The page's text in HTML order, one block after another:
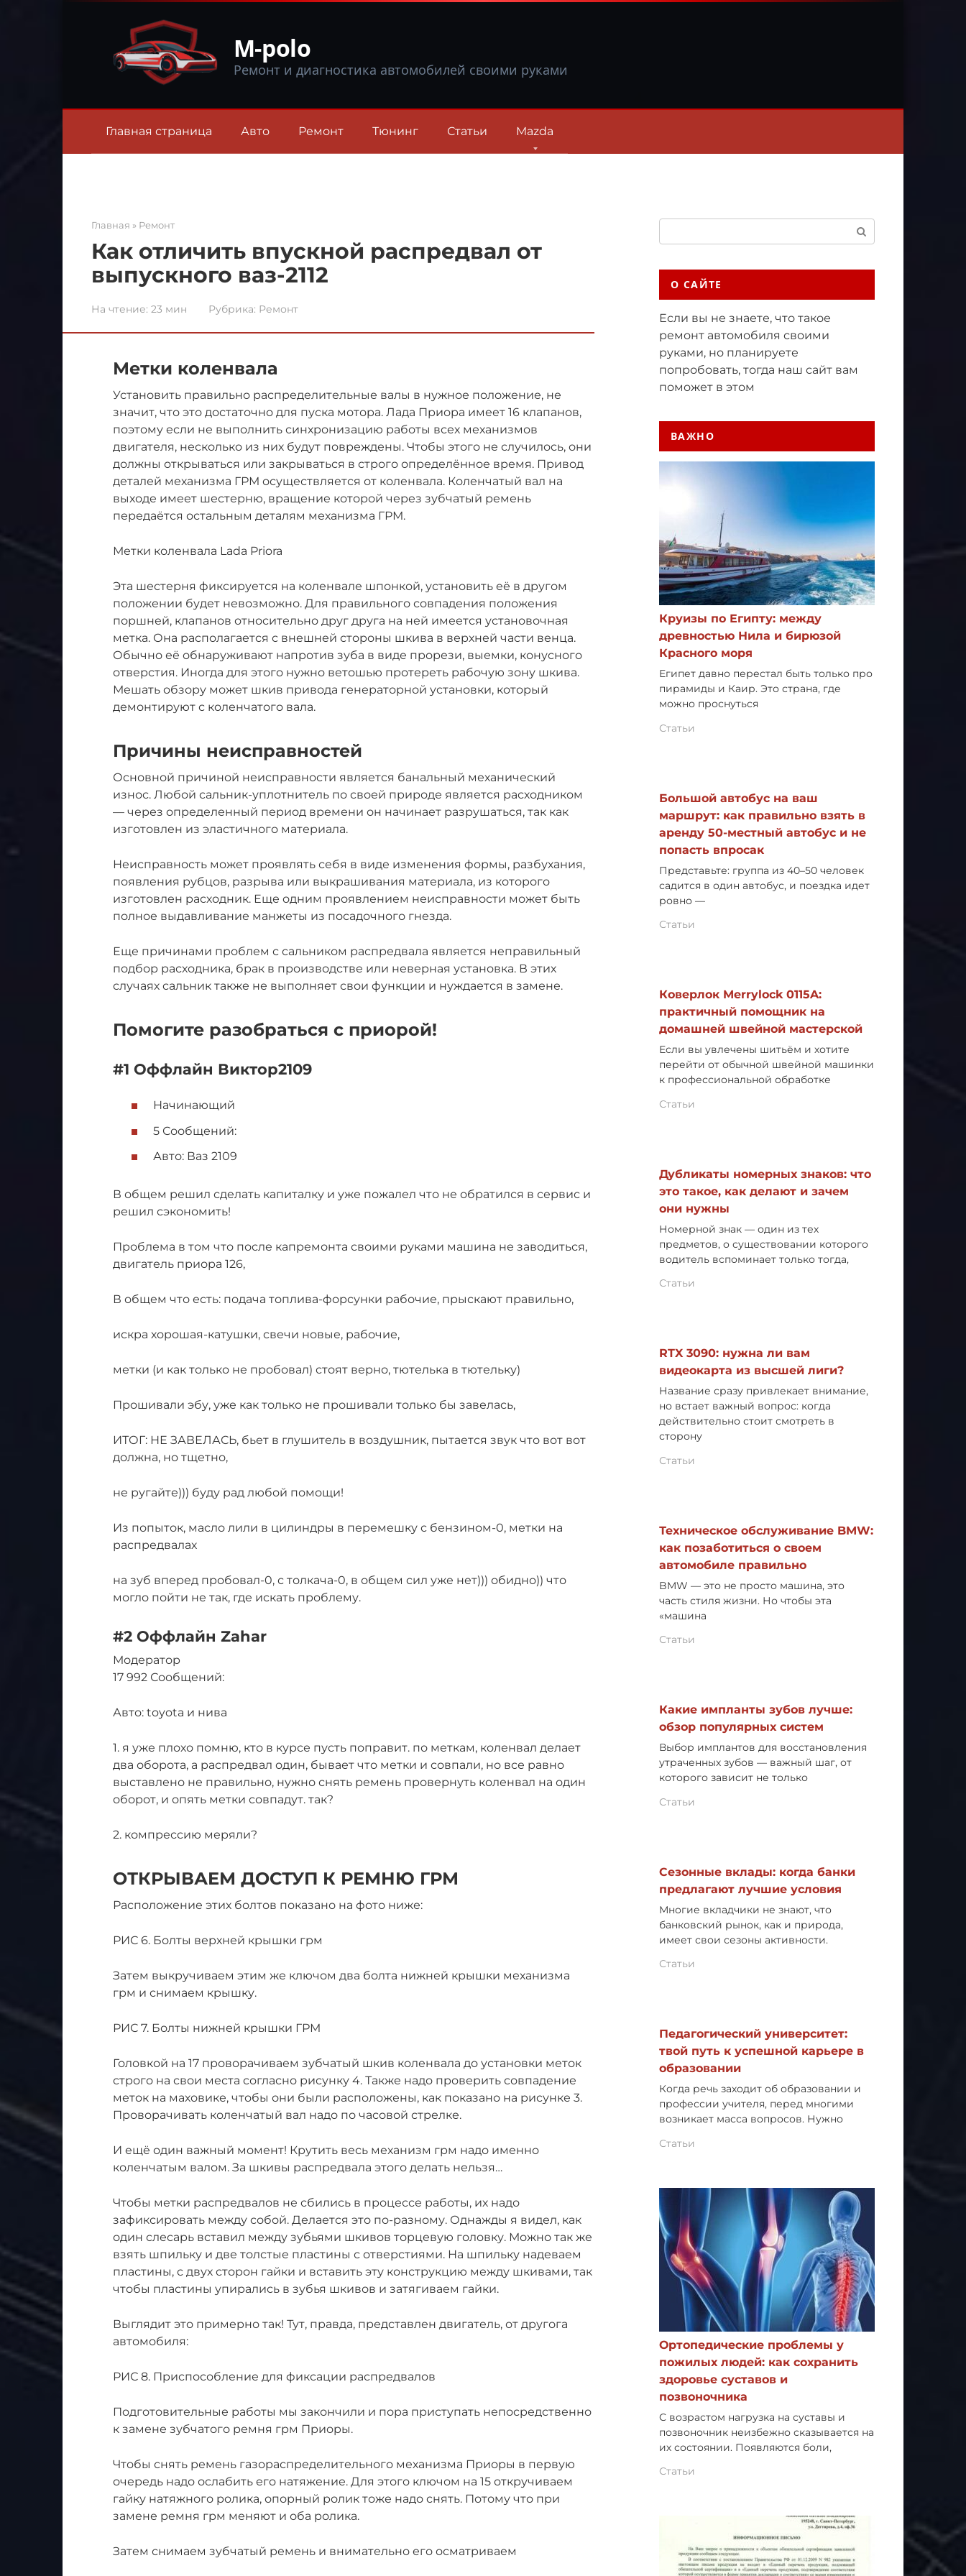
M-polo
Ремонт и диагностика автомобилей своими руками
Главная страница Авто Ремонт Тюнинг Статьи Mazda
Главная » Ремонт
Как отличить впускной распредвал от
выпускного ваз-2112
На чтение: 23 мин Рубрика: Ремонт
Метки коленвала
Установить правильно распределительные валы в нужное положение, не
значит, что это достаточно для пуска мотора. Лада Приора имеет 16 клапанов,
поэтому если не выполнить синхронизацию работы всех механизмов
двигателя, несколько из них будут повреждены. Чтобы этого не случилось, они
должны открываться или закрываться в строго определённое время. Привод
деталей механизма ГРМ осуществляется от коленвала. Коленчатый вал на
выходе имеет шестерню, вращение которой через зубчатый ремень
передаётся остальным деталям механизма ГРМ.
Метки коленвала Lada Priora
Эта шестерня фиксируется на коленвале шпонкой, установить её в другом
положении будет невозможно. Для правильного совпадения положения
поршней, клапанов относительно друг друга на ней имеется установочная
метка. Она располагается с внешней стороны шкива в верхней части венца.
Обычно её обнаруживают напротив зуба в виде прорези, выемки, конусного
отверстия. Иногда для этого нужно ветошью протереть рабочую зону шкива.
Мешать обзору может шкив привода генераторной установки, который
демонтируют с коленчатого вала.
Причины неисправностей
Основной причиной неисправности является банальный механический
износ. Любой сальник-уплотнитель по своей природе является расходником
— через определенный период времени он начинает разрушаться, так как
изготовлен из эластичного материала.
Неисправность может проявлять себя в виде изменения формы, разбухания,
появления рубцов, разрыва или выкрашивания материала, из которого
изготовлен расходник. Еще одним проявлением неисправности может быть
полное выдавливание манжеты из посадочного гнезда.
Еще причинами проблем с сальником распредвала является неправильный
подбор расходника, брак в производстве или неверная установка. В этих
случаях сальник также не выполняет свои функции и нуждается в замене.
Помогите разобраться с приорой!
#1 Оффлайн Виктор2109
Начинающий
5 Сообщений:
Авто: Ваз 2109
В общем решил сделать капиталку и уже пожалел что не обратился в сервис и
решил сэкономить!
Проблема в том что после капремонта своими руками машина не заводиться,
двигатель приора 126,
В общем что есть: подача топлива-форсунки рабочие, прыскают правильно,
искра хорошая-катушки, свечи новые, рабочие,
метки (и как только не пробовал) стоят верно, тютелька в тютельку)
Прошивали эбу, уже как только не прошивали только бы завелась,
ИТОГ: НЕ ЗАВЕЛАСЬ, бьет в глушитель в воздушник, пытается звук что вот вот
должна, но тщетно,
не ругайте))) буду рад любой помощи!
Из попыток, масло лили в цилиндры в перемешку с бензином-0, метки на
распредвалах
на зуб вперед пробовал-0, с толкача-0, в общем сил уже нет))) обидно)) что
могло пойти не так, где искать проблему.
#2 Оффлайн Zahar
Модератор
17 992 Сообщений:
Авто: toyota и нива
1. я уже плохо помню, кто в курсе пусть поправит. по меткам, коленвал делает
два оборота, а распредвал один, бывает что метки и совпали, но все равно
выставлено не правильно, нужно снять ремень провернуть коленвал на один
оборот, и опять метки совпадут. так?
2. компрессию меряли?
ОТКРЫВАЕМ ДОСТУП К РЕМНЮ ГРМ
Расположение этих болтов показано на фото ниже:
РИС 6. Болты верхней крышки грм
Затем выкручиваем этим же ключом два болта нижней крышки механизма
грм и снимаем крышку.
РИС 7. Болты нижней крышки ГРМ
Головкой на 17 проворачиваем зубчатый шкив коленвала до установки меток
строго на свои места согласно рисунку 4. Также надо проверить совпадение
меток на маховике, чтобы они были расположены, как показано на рисунке 3.
Проворачивать коленчатый вал надо по часовой стрелке.
И ещё один важный момент! Крутить весь механизм грм надо именно
коленчатым валом. За шкивы распредвала этого делать нельзя…
Чтобы метки распредвалов не сбились в процессе работы, их надо
зафиксировать между собой. Делается это по-разному. Однажды я видел, как
один слесарь вставил между зубьями шкивов торцевую головку. Можно так же
взять шпильку и две толстые пластины с отверстиями. На шпильку надеваем
пластины, с двух сторон гайки и вставить эту конструкцию между шкивами, так
чтобы пластины упирались в зубья шкивов и затягиваем гайки.
Выглядит это примерно так! Тут, правда, представлен двигатель, от другога
автомобиля:
РИС 8. Приспособление для фиксации распредвалов
Подготовительные работы мы закончили и пора приступать непосредственно
к замене зубчатого ремня грм Приоры.
Чтобы снять ремень газораспределительного механизма Приоры в первую
очередь надо ослабить его натяжение. Для этого ключом на 15 откручиваем
гайку натяжного ролика, опорный ролик тоже надо снять. Потому что при
замене ремня грм меняют и оба ролика.
Затем снимаем зубчатый ремень и внимательно его осматриваем
О САЙТЕ
Если вы не знаете, что такое
ремонт автомобиля своими
руками, но планируете
попробовать, тогда наш сайт вам
поможет в этом
ВАЖНО
Круизы по Египту: между
древностью Нила и бирюзой
Красного моря
Египет давно перестал быть только про
пирамиды и Каир. Это страна, где
можно проснуться
Статьи
Большой автобус на ваш
маршрут: как правильно взять в
аренду 50-местный автобус и не
попасть впросак
Представьте: группа из 40–50 человек
садится в один автобус, и поездка идет
ровно —
Статьи
Коверлок Merrylock 0115A:
практичный помощник на
домашней швейной мастерской
Если вы увлечены шитьём и хотите
перейти от обычной швейной машинки
к профессиональной обработке
Статьи
Дубликаты номерных знаков: что
это такое, как делают и зачем
они нужны
Номерной знак — один из тех
предметов, о существовании которого
водитель вспоминает только тогда,
Статьи
RTX 3090: нужна ли вам
видеокарта из высшей лиги?
Название сразу привлекает внимание,
но встает важный вопрос: когда
действительно стоит смотреть в
сторону
Статьи
Техническое обслуживание BMW:
как позаботиться о своем
автомобиле правильно
BMW — это не просто машина, это
часть стиля жизни. Но чтобы эта
«машина
Статьи
Какие импланты зубов лучше:
обзор популярных систем
Выбор имплантов для восстановления
утраченных зубов — важный шаг, от
которого зависит не только
Статьи
Сезонные вклады: когда банки
предлагают лучшие условия
Многие вкладчики не знают, что
банковский рынок, как и природа,
имеет свои сезоны активности.
Статьи
Педагогический университет:
твой путь к успешной карьере в
образовании
Когда речь заходит об образовании и
профессии учителя, перед многими
возникает масса вопросов. Нужно
Статьи
Ортопедические проблемы у
пожилых людей: как сохранить
здоровье суставов и
позвоночника
С возрастом нагрузка на суставы и
позвоночник неизбежно сказывается на
их состоянии. Появляются боли,
Статьи